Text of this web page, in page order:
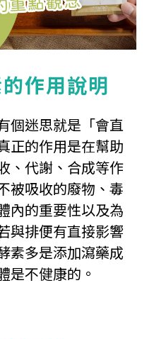
作用說明
個迷思就是「會直
正的作用是在幫助
、代謝、合成等作
被吸收的廢物、毒
內的重要性以及為
與排便有直接影響
素多是添加瀉藥成
是不健康的。